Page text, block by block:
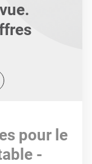
pour le
-